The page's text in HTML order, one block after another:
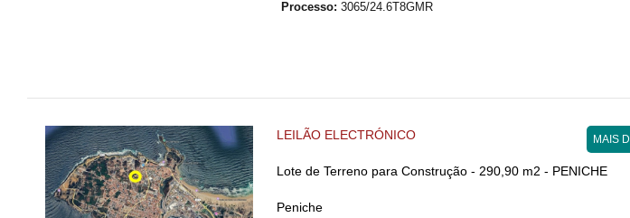
Processo: 3065/24.6T8GMR
LEILÃO ELECTRÓNICO MAIS
Lote de Terreno para Construção - 290,90 m2 - PENICHE
Peniche